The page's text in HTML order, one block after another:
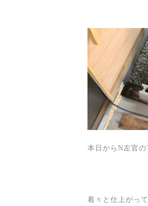
本日からN左官の
着々と仕上がっ